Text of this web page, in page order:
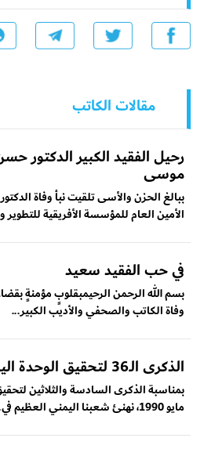
مقالات الكاتب
رحيل الفقيد الكبير الدكتور
موسى
ببالغ الحزن والأسى تلقيت نبأ وفاة
الأمين العام للمؤسسة الأفريقية للتطوير
في حب الفقيد سعيد
بسم الله الرحمن الرحيمبقلوبٍ مؤمنةٍ بقضاء
وفاة الكاتب والصحفي والأديب الكبير...
الذكرى الـ36 لتحقيق الوحدة اليمنية
مايو 1990، نهنئ شعبنا اليمني العظيم في...